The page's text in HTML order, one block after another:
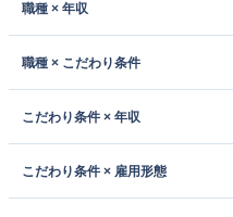
職種 × 年収
職種 × こだわり条件
こだわり条件 × 年収
こだわり条件 × 雇用形態